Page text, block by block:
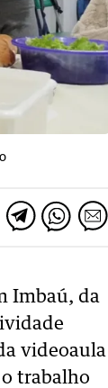
Imbaú, da
videoaula
o trabalho